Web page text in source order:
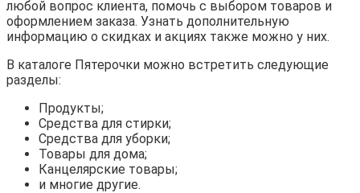
любой вопрос клиента, помочь с выбором товаров и
оформлением заказа. Узнать дополнительную
информацию о скидках и акциях также можно у них.
В каталоге Пятерочки можно встретить следующие
разделы:
Продукты;
Средства для стирки;
Средства для уборки;
Товары для дома;
Канцелярские товары;
и многие другие.